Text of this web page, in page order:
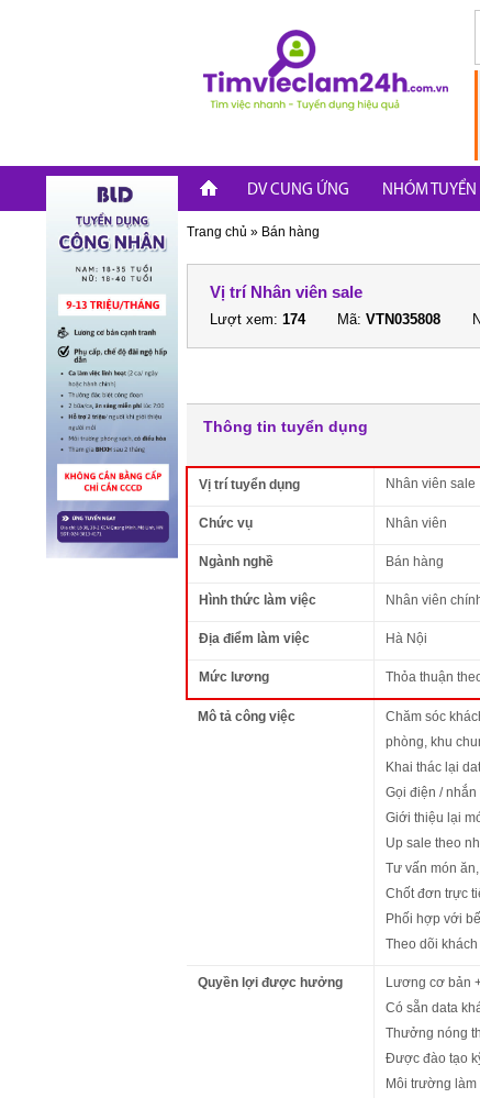
DV CUNG ỨNG NHÓM
Trang chủ » Bán hàng
Vị trí Nhân viên sale
Lượt xem: 174 Mã: VTN035808
Thông tin tuyển dụng
Vị trí tuyển dụng Nhân viên sale
Chức vụ Nhân viên
Ngành nghề Bán hàng
Hình thức làm việc Nhân viên
Địa điểm làm việc Hà Nội
Mức lương Thỏa thuận
Mô tả công việc
Chăm sóc
phòng, khu
Khai thác lại
Gọi điện /
Giới thiệu lại
Up sale theo
Tư vấn món
Chốt đơn trực
Phối hợp với
Theo dõi
Quyền lợi được hưởng
Lương cơ bản
Có sẵn data
Thưởng nóng
Được đào tạo
Môi trường